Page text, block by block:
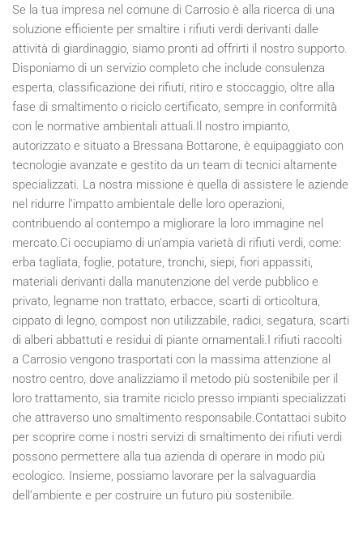
Se la tua impresa nel comune di Carrosio è alla ricerca di una
soluzione efficiente per smaltire i rifiuti verdi derivanti dalle
attività di giardinaggio, siamo pronti ad offrirti il nostro supporto.
Disponiamo di un servizio completo che include consulenza
esperta, classificazione dei rifiuti, ritiro e stoccaggio, oltre alla
fase di smaltimento o riciclo certificato, sempre in conformità
con le normative ambientali attuali.Il nostro impianto,
autorizzato e situato a Bressana Bottarone, è equipaggiato con
tecnologie avanzate e gestito da un team di tecnici altamente
specializzati. La nostra missione è quella di assistere le aziende
nel ridurre l'impatto ambientale delle loro operazioni,
contribuendo al contempo a migliorare la loro immagine nel
mercato.Ci occupiamo di un'ampia varietà di rifiuti verdi, come:
erba tagliata, foglie, potature, tronchi, siepi, fiori appassiti,
materiali derivanti dalla manutenzione del verde pubblico e
privato, legname non trattato, erbacce, scarti di orticoltura,
cippato di legno, compost non utilizzabile, radici, segatura, scarti
di alberi abbattuti e residui di piante ornamentali.I rifiuti raccolti
a Carrosio vengono trasportati con la massima attenzione al
nostro centro, dove analizziamo il metodo più sostenibile per il
loro trattamento, sia tramite riciclo presso impianti specializzati
che attraverso uno smaltimento responsabile.Contattaci subito
per scoprire come i nostri servizi di smaltimento dei rifiuti verdi
possono permettere alla tua azienda di operare in modo più
ecologico. Insieme, possiamo lavorare per la salvaguardia
dell’ambiente e per costruire un futuro più sostenibile.